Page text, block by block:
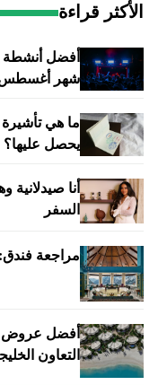
الأكثر قراءة
أفضل أنشطة
شهر أغسطس
ما هي تأشيرة
يحصل عليها؟
السفر
مراجعة فندق:
أفضل عروض
التعاون